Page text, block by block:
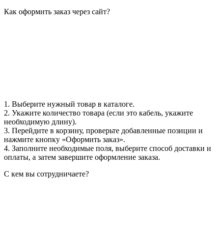
Как оформить заказ через сайт?
1. Выберите нужный товар в каталоге.
2. Укажите количество товара (если это кабель, укажите
необходимую длину).
3. Перейдите в корзину, проверьте добавленные позиции и
нажмите кнопку «Оформить заказ».
4. Заполните необходимые поля, выберите способ доставки и
оплаты, а затем завершите оформление заказа.
С кем вы сотрудничаете?